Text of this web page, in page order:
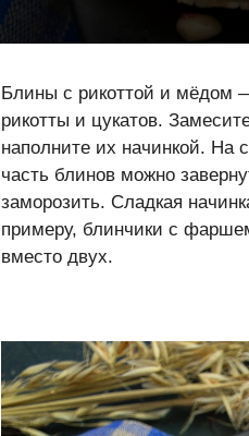
Блины с рикоттой и мёдом
рикотты и цукатов.
наполните их начинкой. На
часть блинов можно
заморозить. Сладкая
примеру, блинчики с
вместо двух.